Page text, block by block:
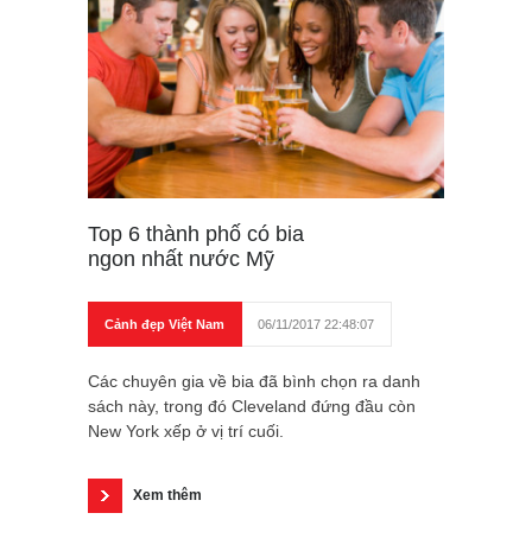
Top 6 thành phố có bia
ngon nhất nước Mỹ
Cảnh đẹp Việt Nam 06/11/2017 22:48:07
Các chuyên gia về bia đã bình chọn ra danh
sách này, trong đó Cleveland đứng đầu còn
New York xếp ở vị trí cuối.
Xem thêm